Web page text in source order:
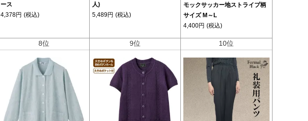
ース
4,378円 (税込)
人)
5,489円 (税込)
モックサッカー地ストライプ柄
サイズ M～L
4,400円 (税込)
8位 9位 10位